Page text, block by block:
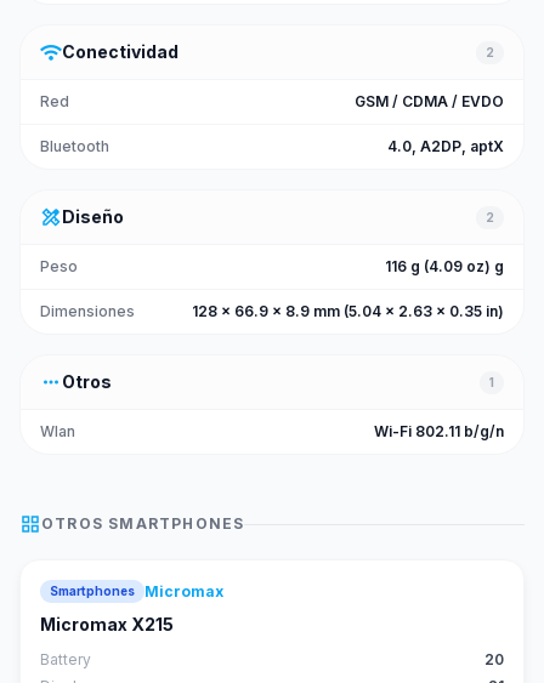
wifiConectividad 2
Red GSM / CDMA / EVDO
Bluetooth 4.0, A2DP, aptX
design_servicesDiseño 2
Peso 116 g (4.09 oz) g
Dimensiones 128 x 66.9 x 8.9 mm (5.04 x 2.63 x 0.35 in)
more_horiz Otros 1
Wlan Wi-Fi 802.11 b/g/n
grid_view OTROS SMARTPHONES
Smartphones Micromax
Micromax X215
Battery
20